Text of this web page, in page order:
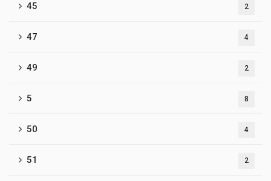
45 2
47 4
49 2
5 8
50 4
51 2